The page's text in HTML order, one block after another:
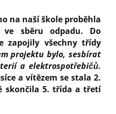
na naší škole proběhla
ve sběru odpadu. Do
zapojily všechny třídy
projektu bylo, sesbírat
a elektrospotřebičů.
a vítězem se stala 2.
skončila 5. třída a třetí